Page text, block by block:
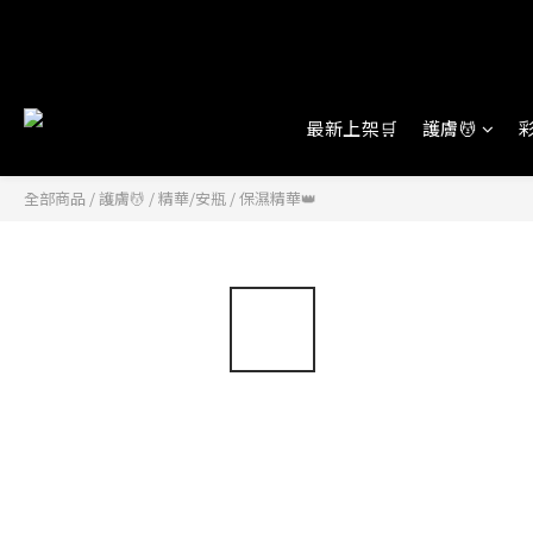
最新上架🛒 護膚💆
全部商品 /護膚💆 /精華/安瓶 /保濕精華👑